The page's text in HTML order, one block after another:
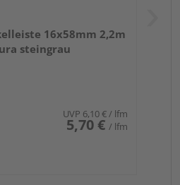
16x58mm 2,2m
steingrau
UVP 6,10 €/ lfm
5,70 € / lfm